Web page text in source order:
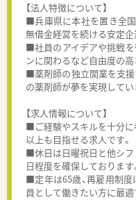
【法人特徴について】
■兵庫県に本社を置き全
無借金経営を続ける安定企
■社員のアイデアや挑戦を
ンに関わるなど自由度の高
■薬剤師の独立開業を支援
の薬剤師が夢を実現してい
【求人情報について】
■ご経験やスキルを十分に
以上も目指せる求人です。
■休日は日曜祝日と他シフ
日程度を確保しております
■定年は65歳、再雇用制度
員として働きたい方に最適